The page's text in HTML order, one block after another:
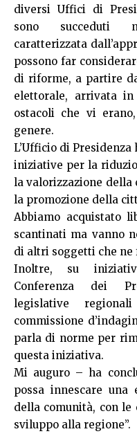
diversi Uffici di
sono succeduti
caratterizzata
possono far
di riforme, a partire
elettorale, arrivata
ostacoli che vi
genere.
L’Ufficio di
iniziative per la
la valorizzazione della
la promozione della
Abbiamo acquistato
scantinati ma vanno
di altri soggetti che ne
Inoltre, su
Conferenza dei
legislative
commissione
parla di norme per
questa iniziativa.
Mi auguro – ha
possa innescare
della comunità, con le
sviluppo alla regione”.